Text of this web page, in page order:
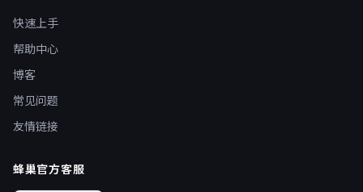
快速上手
帮助中心
博客
常见问题
友情链接
蜂巢官方客服